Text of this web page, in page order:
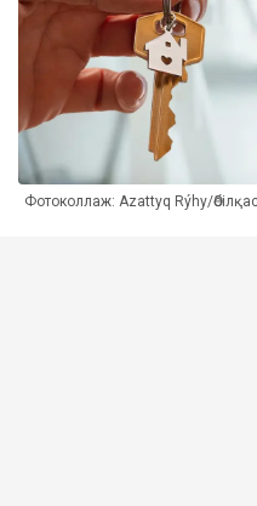
Фотоколлаж: Azattyq Rýhy/